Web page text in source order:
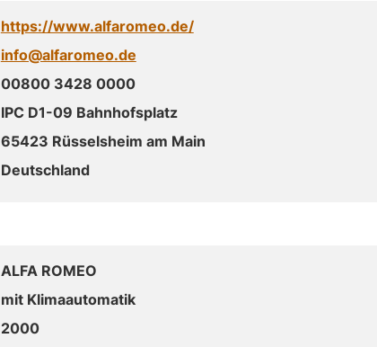
https://www.alfaromeo.de/
info@alfaromeo.de
00800 3428 0000
IPC D1-09 Bahnhofsplatz
65423 Rüsselsheim am Main
Deutschland
ALFA ROMEO
mit Klimaautomatik
2000